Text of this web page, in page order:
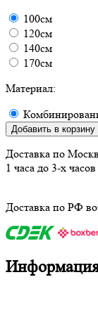
100см
120см
140см
170см
Материал:
Добавить в корзину
Доставка по
1 часа до 3-х
Доставка по РФ